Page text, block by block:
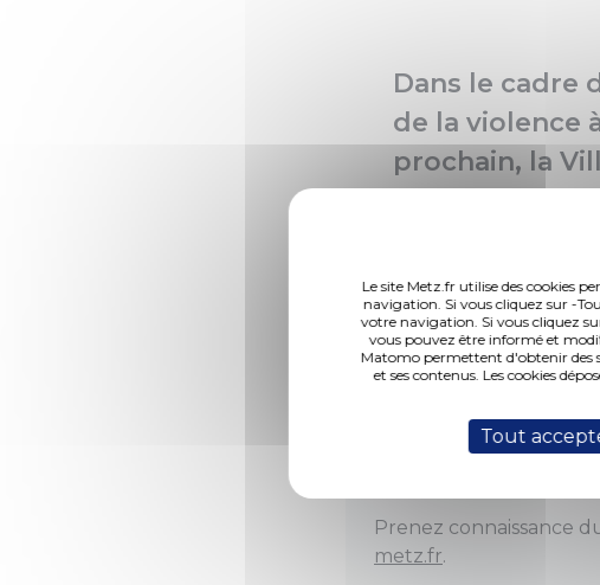
Le site Metz.fr utilise des cookies
navigation. Si vous cliquez sur -
votre navigation. Si vous cliquez
vous pouvez être informé et
Matomo permettent d'obtenir des
et ses contenus. Les cookies
Tout
Dans le cadre
de la violence
prochain, la
associations
moment fort
Prenez connaissance
metz.fr.